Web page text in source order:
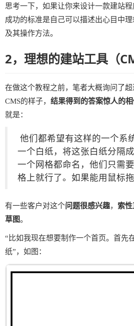
思考一下，如果让你来设计一款建站程
成功的标准是自己可以描述出心目中
及其操作方法。
2，理想的建站工具（
在做这个教程之前，笔者大概询问了
CMS的样子， 结果得到的答案惊人的
就是：
他们都希望有这样的一个系
一个白纸，将这张白纸分隔
一个网格都命名，他们只需
格上就行了。如果能用鼠标
有一些客户对这个问题很感兴趣， 索
草图。
“比如我现在想要制作一个首页。首先
纸”，如图：